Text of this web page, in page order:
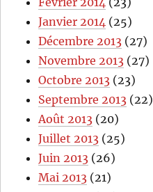
Janvier 2014 (25)
Décembre 2013 (27)
Novembre 2013 (27)
Octobre 2013 (23)
Septembre 2013 (22)
Août 2013 (20)
Juillet 2013 (25)
Juin 2013 (26)
Mai 2013 (21)